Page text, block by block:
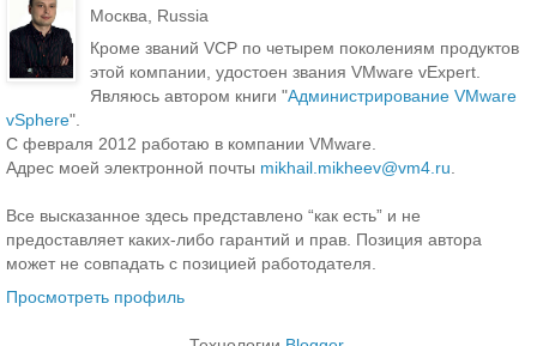
Москва, Russia
Кроме званий VCP по четырем поколениям продуктов
этой компании, удостоен звания VMware vExpert.
Являюсь автором книги "Администрирование VMware
vSphere".
С февраля 2012 работаю в компании VMware.
Адрес моей электронной почты mikhail.mikheev@vm4.ru.
Все высказанное здесь представлено “как есть” и не
предоставляет каких-либо гарантий и прав. Позиция автора
может не совпадать с позицией работодателя.
Просмотреть профиль